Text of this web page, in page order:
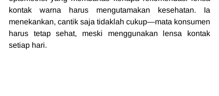
kontak warna harus mengutamakan kesehatan. Ia
menekankan, cantik saja tidaklah cukup—mata konsumen
harus tetap sehat, meski menggunakan lensa kontak
setiap hari.